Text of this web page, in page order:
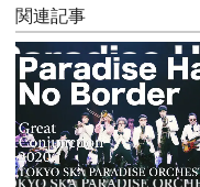
関連記事